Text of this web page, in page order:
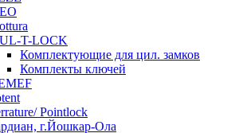
T-LOCK
Комплектующие для цил. замков
Комплекты ключей
Pointlock
г.Йошкар-Ола